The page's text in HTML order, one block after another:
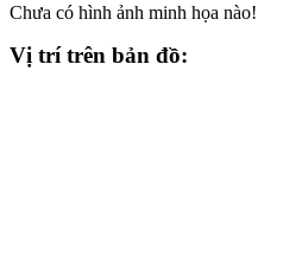
Chưa có hình ảnh minh họa nào!
Vị trí trên bản đồ: